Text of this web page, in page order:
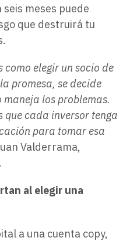
meses puede
que destruirá tu
como elegir un socio de
promesa, se decide
los problemas.
que cada inversor tenga
para tomar esa
Valderrama,
al elegir una
a una cuenta copy,